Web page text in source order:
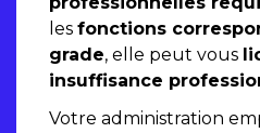
les fonctions
grade, elle peut vous
insuffisance
Votre administration